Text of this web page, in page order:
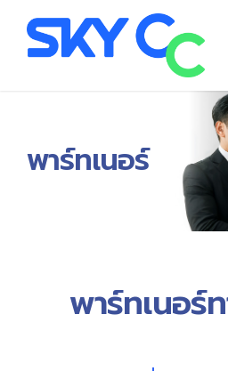
พาร์ทเนอร์
พาร์ทเนอร์